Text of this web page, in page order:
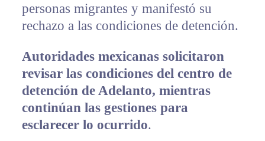
personas migrantes y manifestó su
rechazo a las condiciones de detención.
Autoridades mexicanas solicitaron
revisar las condiciones del centro de
detención de Adelanto, mientras
continúan las gestiones para
esclarecer lo ocurrido.